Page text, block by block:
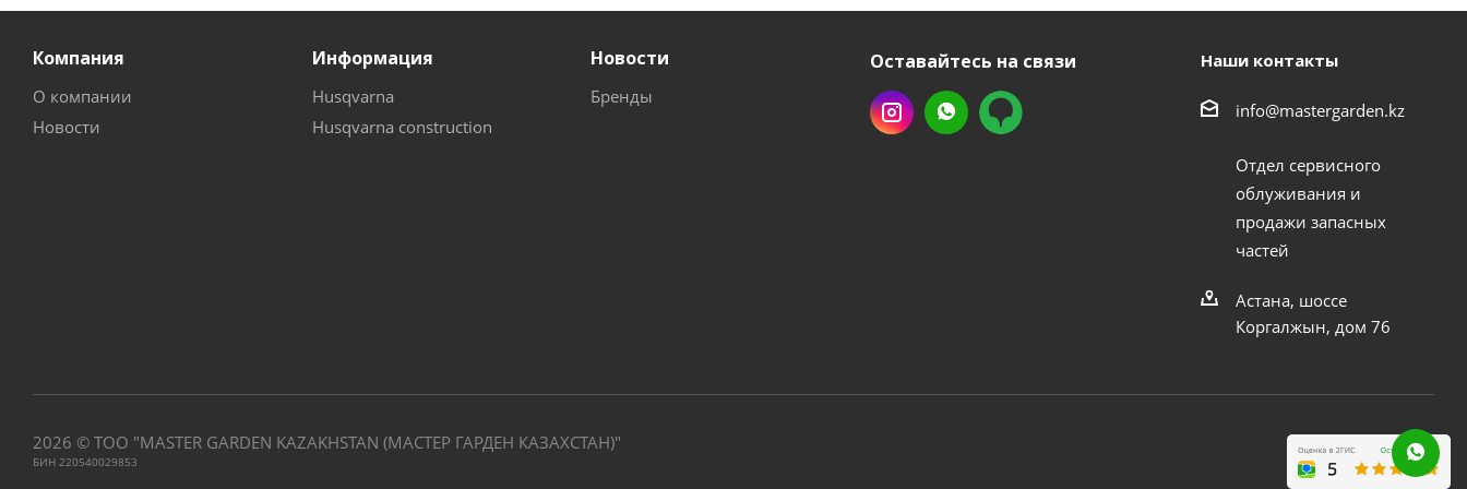
Компания
О компании
Новости
Информация
Husqvarna
Husqvarna construction
Новости
Бренды
Оставайтесь на связи Наши контакты
info@mastergarden.kz
Отдел сервисного
облуживания и
продажи запасных
частей
Астана, шоссе
Коргалжын, дом 76
2026 © ТОО "MASTER GARDEN KAZAKHSTAN (МАСТЕР ГАРДЕН КАЗАХСТАН)"
БИН 220540029853